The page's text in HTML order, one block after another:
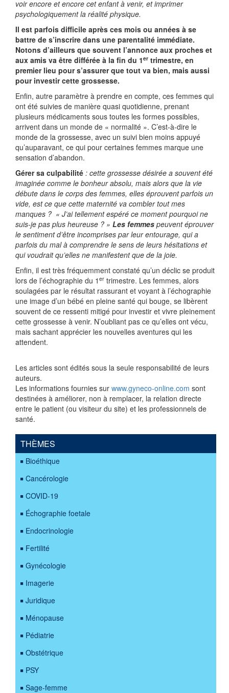
voir encore et encore cet enfant à venir, et imprimer
psychologiquement la réalité physique.
Il est parfois difficile après ces mois ou années à se
battre de s’inscrire dans une parentalité immédiate.
Notons d’ailleurs que souvent l’annonce aux proches et
aux amis va être différée à la fin du 1er trimestre, en
premier lieu pour s’assurer que tout va bien, mais aussi
pour investir cette grossesse.
Enfin, autre paramètre à prendre en compte, ces femmes qui
ont été suivies de manière quasi quotidienne, prenant
plusieurs médicaments sous toutes les formes possibles,
arrivent dans un monde de « normalité ». C’est-à-dire le
monde de la grossesse, avec un suivi bien moins appuyé
qu’auparavant, ce qui pour certaines femmes marque une
sensation d’abandon.
Gérer sa culpabilité : cette grossesse désirée a souvent été
imaginée comme le bonheur absolu, mais alors que la vie
débute dans le corps des femmes, elles éprouvent parfois un
vide, est ce que cette maternité va combler tout mes
manques ? « J’ai tellement espéré ce moment pourquoi ne
suis-je pas plus heureuse ? » Les femmes peuvent éprouver
le sentiment d’être incomprises par leur entourage, qui a
parfois du mal à comprendre le sens de leurs hésitations et
qui voudrait qu’elles ne manifestent que de la joie.
Enfin, il est très fréquemment constaté qu’un déclic se produit
lors de l’échographie du 1 er trimestre. Les femmes, alors
soulagées par le résultat rassurant et voyant à l’échographie
une image d’un bébé en pleine santé qui bouge, se libèrent
souvent de ce ressenti mitigé pour investir et vivre pleinement
cette grossesse à venir. N’oubliant pas ce qu’elles ont vécu,
mais sachant apprécier les nouvelles aventures qui les
attendent.
Les articles sont édités sous la seule responsabilité de leurs
auteurs.
Les informations fournies sur www.gyneco-online.com sont
destinées à améliorer, non à remplacer, la relation directe
entre le patient (ou visiteur du site) et les professionnels de
santé.
THÈMES
Bioéthique
Cancérologie
COVID-19
Échographie foetale
Endocrinologie
Fertilité
Gynécologie
Imagerie
Juridique
Ménopause
Pédiatrie
Obstétrique
PSY
Sage-femme